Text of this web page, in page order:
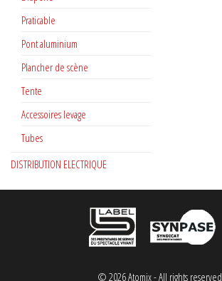
Praticable
Pont aluminium
Plancher de scène
Tente
Accessoires levage
Tubes
DISTRIBUTION ELECTRIQUE
© 2026 Atomix - All rights reserved